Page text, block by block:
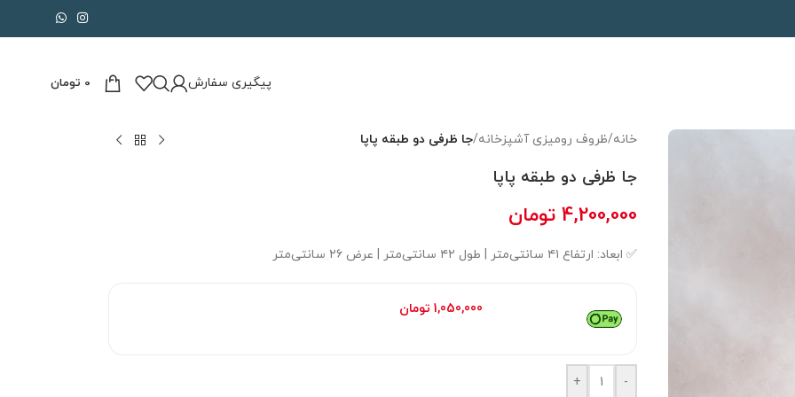
پیگیری سفارش 0 تومان
خانه/ظروف رومیزی آشپزخانه/جا ظرفی دو طبقه پاپا
جا ظرفی دو طبقه پاپا
4,200,000 تومان
✅ ابعاد: ارتفاع ۴۱ سانتی‌متر | طول ۴۲ سانتی‌متر | عرض ۲۶ سانتی‌متر
1,050,000 تومان
-
+